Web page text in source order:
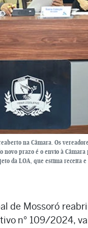
na Câmara. Os
novo prazo é o envio à
da LOA, que estima receita
de Mossoró
n° 109/2024,